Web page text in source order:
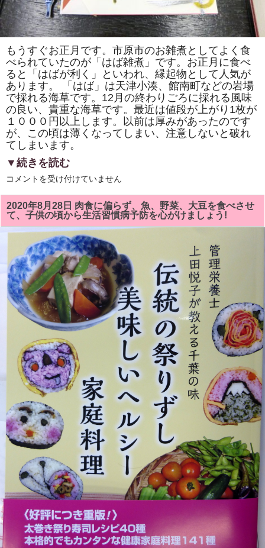
の
郷
土
料
理
「て
っ
ぽ
巻
き」
は
もうすぐお正月です。市原市のお雑煮としてよく食
べられていたのが「はば雑煮」です。お正月に食べ
ると「はばが利く」といわれ、縁起物として人気が
あります。 「はば」は天津小湊、館南町などの岩場
で採れる海草です。12月の終わりごろに採れる風味
の良い、貴重な海草です。最近は値段が上がり1枚が
１０００円以上します。以前は厚みがあったのです
が、この頃は薄くなってしまい、注意しないと破れ
てしまいます。
▼続きを読む
い
は
ら
ケ
ー
ブ
ビ
「あ
い
チ
ャ
ン
理」
雑
煮」
を
収
録
し
た！！
コメントを受け付けていません
2020年8月28日 肉食に偏らず、魚、野菜、大豆を食べさせ
て、子供の頃から生活習慣病予防を心がけましょう!